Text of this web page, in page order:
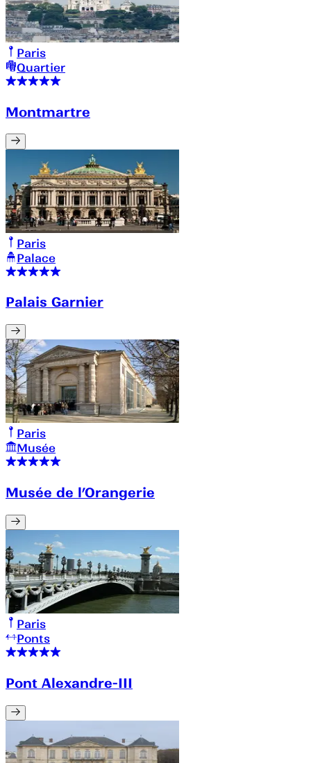
Paris
Quartier
Montmartre
Paris
Palace
Palais Garnier
Paris
Musée
Musée de l’Orangerie
Paris
Ponts
Pont Alexandre-III